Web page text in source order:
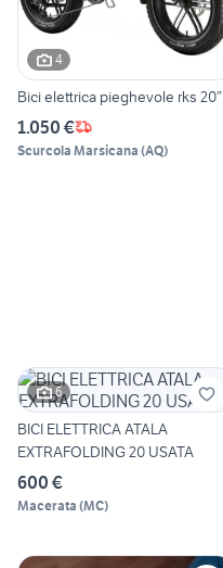
4
Bici elettrica pieghevole rks 20”
1.050 €
Scurcola Marsicana (AQ)
6
BICI ELETTRICA ATALA
EXTRAFOLDING 20 USATA
600 €
Macerata (MC)